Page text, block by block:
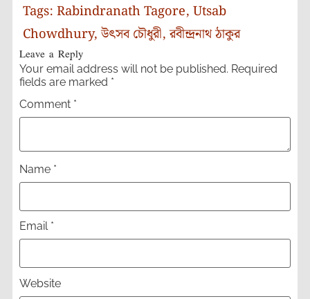
Tags: Rabindranath Tagore, Utsab
Chowdhury,উৎসব চৌধুরী,রবীন্দ্রনাথ ঠাকুর
Leave a Reply
Your email address will not be published. Required
fields are marked *
Comment *
Name *
Email *
Website